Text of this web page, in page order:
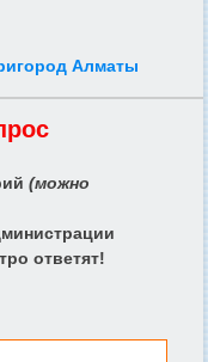
Алматы
(можно
ответят!